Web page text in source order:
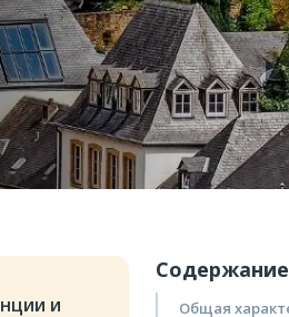
Содержание
Общая
и